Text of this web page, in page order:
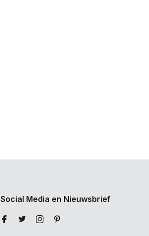
Social Media en Nieuwsbrief